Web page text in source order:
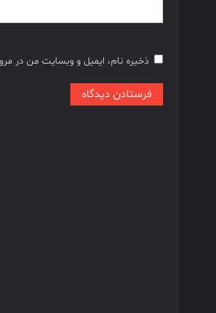
ذخیره نام، ایمیل و وبسایت من در